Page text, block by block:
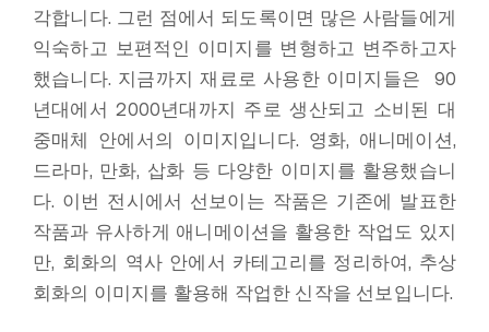
각합니다. 그런 점에서 되도록이면 많은 사람들에게
익숙하고 보편적인 이미지를 변형하고 변주하고자
했습니다. 지금까지 재료로 사용한 이미지들은 90
년대에서 2000년대까지 주로 생산되고 소비된 대
중매체 안에서의 이미지입니다. 영화, 애니메이션,
드라마, 만화, 삽화 등 다양한 이미지를 활용했습니
다. 이번 전시에서 선보이는 작품은 기존에 발표한
작품과 유사하게 애니메이션을 활용한 작업도 있지
만, 회화의 역사 안에서 카테고리를 정리하여, 추상
회화의 이미지를 활용해 작업한 신작을 선보입니다.